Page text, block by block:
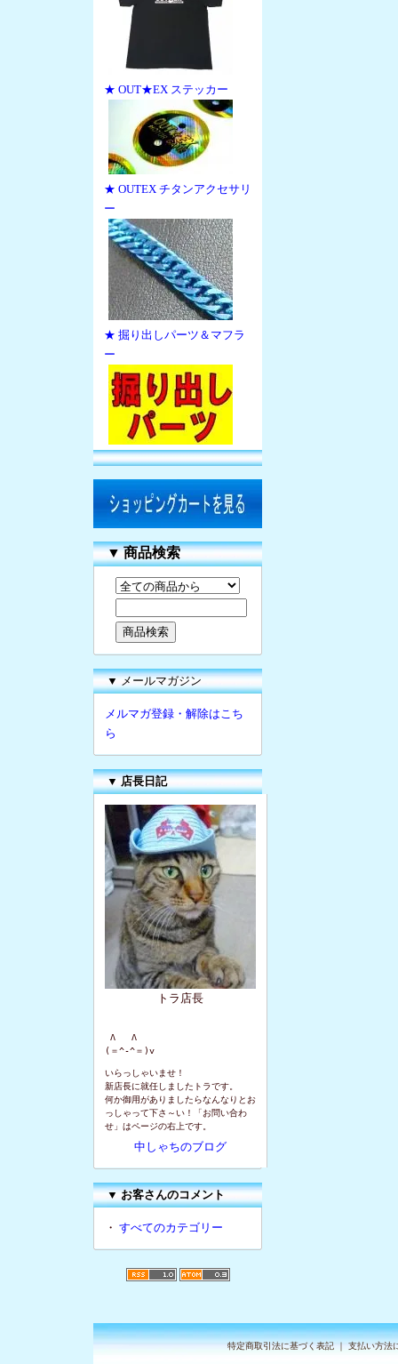
★ OUT★EX ステッカー
★ OUTEX チタンアクセサリ
ー
★ 掘り出しパーツ＆マフラ
ー
▼商品検索
▼ メールマガジン
メルマガ登録・解除はこち
ら
▼ 店長日記
トラ店長
Λ   Λ
(＝^-^＝)v
いらっしゃいませ！
新店長に就任しましたトラです。
何か御用がありましたらなんなりとお
っしゃって下さ～い！「お問い合わ
せ」はページの右上です。
中しゃちのブログ
▼お客さんのコメント
・ すべてのカテゴリー
特定商取引法に基づく表記｜支払い方法